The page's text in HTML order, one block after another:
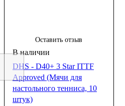
Оставить отзыв
DHS - D40+ 3 Star ITTF
Approved (Мячи для
настольного тенниса, 10
штук)